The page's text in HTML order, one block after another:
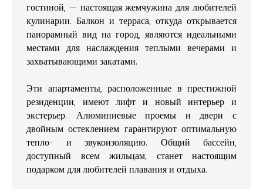
гостиной, — настоящая жемчужина для любителей
кулинарии. Балкон и терраса, откуда открывается
панорамный вид на город, являются идеальными
местами для наслаждения теплыми вечерами и
захватывающими закатами.
Эти апартаменты, расположенные в престижной
резиденции, имеют лифт и новый интерьер и
экстерьер. Алюминиевые проемы и двери с
двойным остеклением гарантируют оптимальную
тепло- и звукоизоляцию. Общий бассейн,
доступный всем жильцам, станет настоящим
подарком для любителей плавания и отдыха.